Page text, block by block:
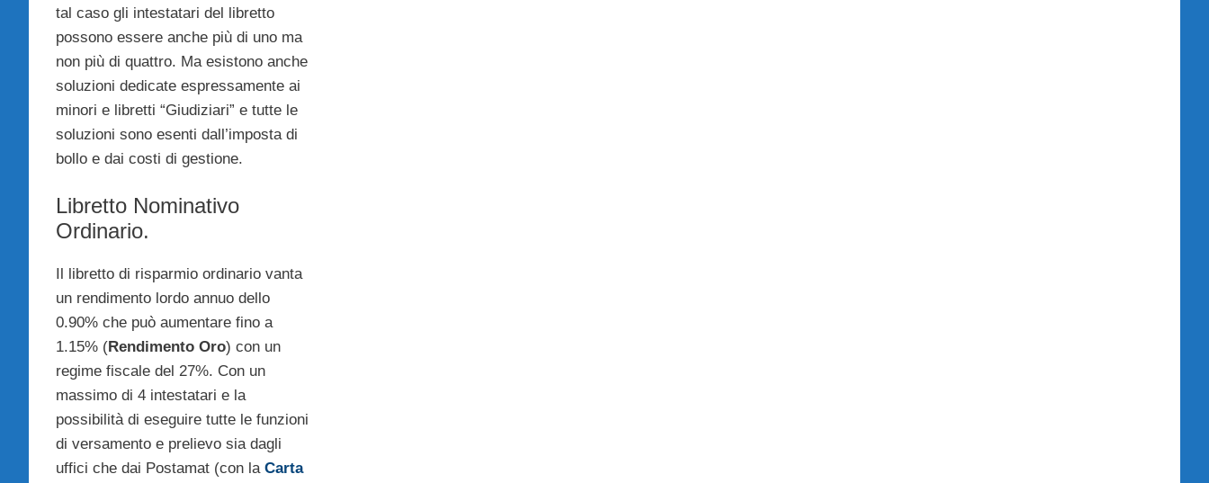
tal caso gli intestatari del libretto
possono essere anche più di uno ma
non più di quattro. Ma esistono anche
soluzioni dedicate espressamente ai
minori e libretti “Giudiziari” e tutte le
soluzioni sono esenti dall’imposta di
bollo e dai costi di gestione.
Libretto Nominativo
Ordinario.
Il libretto di risparmio ordinario vanta
un rendimento lordo annuo dello
0.90% che può aumentare fino a
1.15% (Rendimento Oro) con un
regime fiscale del 27%. Con un
massimo di 4 intestatari e la
possibilità di eseguire tutte le funzioni
di versamento e prelievo sia dagli
uffici che dai Postamat (con la Carta